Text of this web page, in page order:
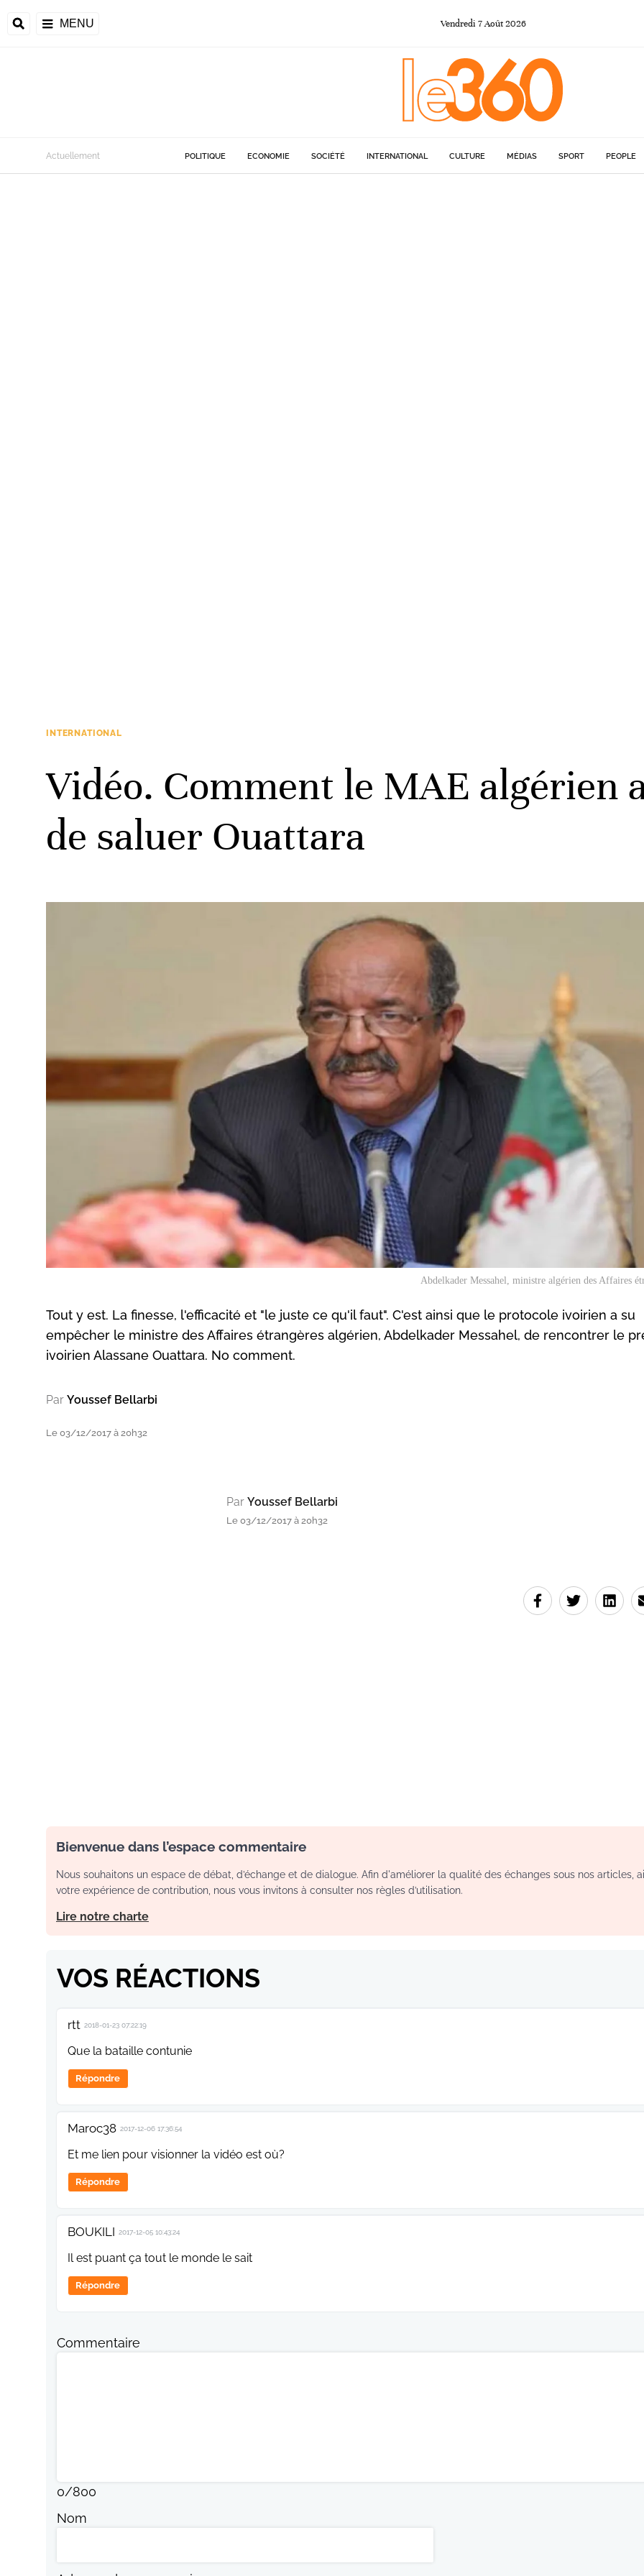
MENU Vendredi 7Août 2026
Actuellement POLITIQUE ECONOMIE SOCIÉTÉ INTERNATIONAL CULTURE MÉDIAS SPORT PEOPLE
INTERNATIONAL
Vidéo. Comment le MAE algérien
de saluer Ouattara
Abdelkader Messahel, ministre algérien des Affaires
Tout y est. La finesse, l'efficacité et "le juste ce qu'il faut". C'est ainsi que le protocole ivoirien a su
empêcher le ministre des Affaires étrangères algérien, Abdelkader Messahel, de rencontrer le
ivoirien Alassane Ouattara. No comment.
Par Youssef Bellarbi
Le 03/12/2017 à 20h32
Par Youssef Bellarbi
Le 03/12/2017 à 20h32
Bienvenue dans l’espace commentaire
Nous souhaitons un espace de débat, d’échange et de dialogue. Afin d'améliorer la qualité des échanges sous nos articles,
votre expérience de contribution, nous vous invitons à consulter nos règles d’utilisation.
Lire notre charte
VOS RÉACTIONS
rtt 2018-01-23 07:22:19
Que la bataille contunie
Répondre
Maroc38 2017-12-06 17:36:54
Et me lien pour visionner la vidéo est où?
Répondre
BOUKILI 2017-12-05 10:43:24
Il est puant ça tout le monde le sait
Répondre
Commentaire
0/800
Nom